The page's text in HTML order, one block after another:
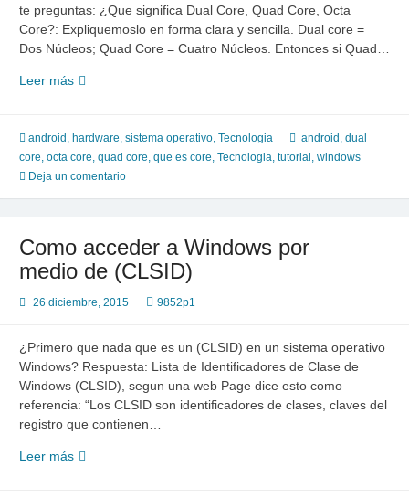
te preguntas: ¿Que significa Dual Core, Quad Core, Octa
Core?: Expliquemoslo en forma clara y sencilla. Dual core =
Dos Núcleos; Quad Core = Cuatro Núcleos. Entonces si Quad…
Leer másVoy
…,
¿que
es
“Octa
Core”?
android , hardware, sistema operativo, Tecnologia android , dual
core, octa core, quad core, que es core, Tecnologia, tutorial , windows
Deja un comentario
Como acceder a Windows por
medio de (CLSID)
26 diciembre, 2015 9852p1
¿Primero que nada que es un (CLSID) en un sistema operativo
Windows? Respuesta: Lista de Identificadores de Clase de
Windows (CLSID), segun una web Page dice esto como
referencia: “Los CLSID son identificadores de clases, claves del
registro que contienen…
Leer másComo